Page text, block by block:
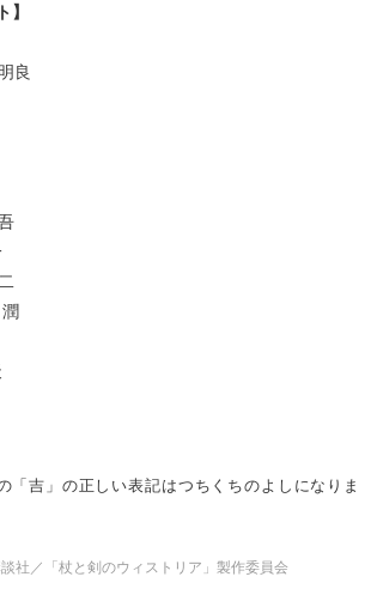
】
良
「吉」の正しい表記はつちくちのよしになりま
社／「杖と剣のウィストリア」製作委員会